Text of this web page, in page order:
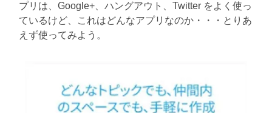
プリは、Google+、ハングアウト、Twitter をよく使っ
ているけど、これはどんなアプリなのか・・・とりあ
えず使ってみよう。